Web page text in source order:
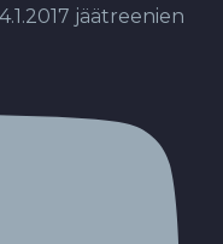
jäätreenien